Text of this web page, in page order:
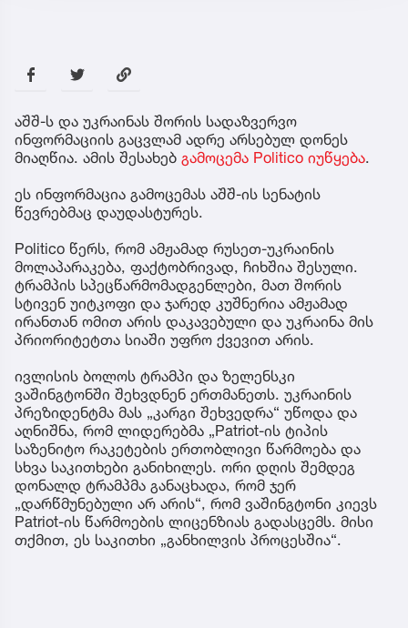
აშშ-ს და უკრაინას შორის სადაზვერვო
ინფორმაციის გაცვლამ ადრე არსებულ დონეს
მიაღწია. ამის შესახებ გამოცემა Politico იუწყება.
ეს ინფორმაცია გამოცემას აშშ-ის სენატის
წევრებმაც დაუდასტურეს.
Politico წერს, რომ ამჟამად რუსეთ-უკრაინის
მოლაპარაკება, ფაქტობრივად, ჩიხშია შესული.
ტრამპის სპეცწარმომადგენლები, მათ შორის
სტივენ უიტკოფი და ჯარედ კუშნერია ამჟამად
ირანთან ომით არის დაკავებული და უკრაინა მის
პრიორიტეტთა სიაში უფრო ქვევით არის.
ივლისის ბოლოს ტრამპი და ზელენსკი
ვაშინგტონში შეხვდნენ ერთმანეთს. უკრაინის
პრეზიდენტმა მას „კარგი შეხვედრა“ უწოდა და
აღნიშნა, რომ ლიდერებმა „Patriot-ის ტიპის
საზენიტო რაკეტების ერთობლივი წარმოება და
სხვა საკითხები განიხილეს. ორი დღის შემდეგ
დონალდ ტრამპმა განაცხადა, რომ ჯერ
„დარწმუნებული არ არის“, რომ ვაშინგტონი კიევს
Patriot-ის წარმოების ლიცენზიას გადასცემს. მისი
თქმით, ეს საკითხი „განხილვის პროცესშია“.